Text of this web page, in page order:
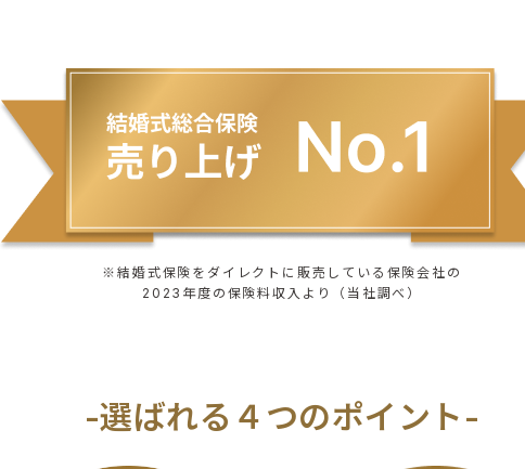
※結婚式保険をダイレクトに販売している保険会社の
2023年度の保険料収入より（当社調べ）
-選ばれる４つのポイント-